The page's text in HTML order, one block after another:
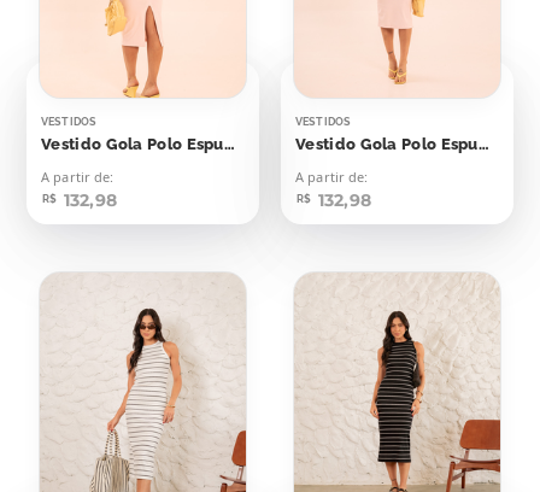
VESTIDOS
Vestido Gola Polo Espumante Rosê
A partir de:
R$ 132,98
VESTIDOS
Vestido Gola Polo Espumante Rosé
A partir de:
R$ 132,98